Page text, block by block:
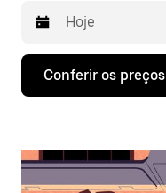
Pressione
seta
interagir
Conferir os preços